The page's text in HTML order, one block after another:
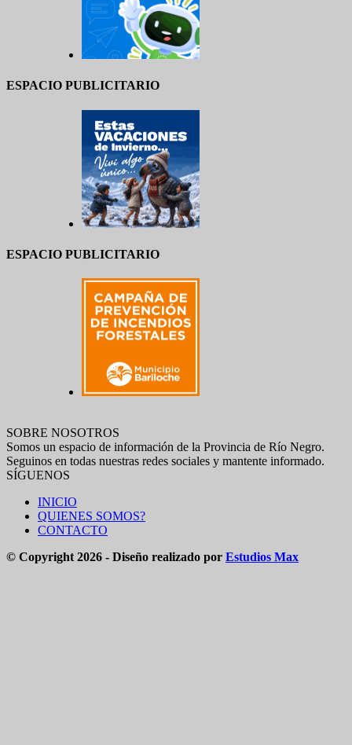
ESPACIO PUBLICITARIO
ESPACIO PUBLICITARIO
SOBRE NOSOTROS
Somos un espacio de información de la Provincia de Río Negro.
Seguinos en todas nuestras redes sociales y mantente informado.
SÍGUENOS
INICIO
QUIENES SOMOS?
CONTACTO
© Copyright 2026 - Diseño realizado por Estudios Max